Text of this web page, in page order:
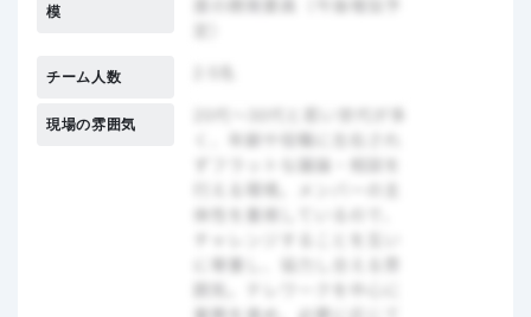
模
チーム人数
現場の雰囲気